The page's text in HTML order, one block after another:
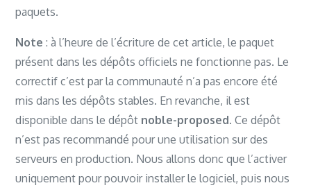
paquets.
Note : à l’heure de l’écriture de cet article, le paquet
présent dans les dépôts officiels ne fonctionne pas. Le
correctif c’est par la communauté n’a pas encore été
mis dans les dépôts stables. En revanche, il est
disponible dans le dépôt noble-proposed. Ce dépôt
n’est pas recommandé pour une utilisation sur des
serveurs en production. Nous allons donc que l’activer
uniquement pour pouvoir installer le logiciel, puis nous